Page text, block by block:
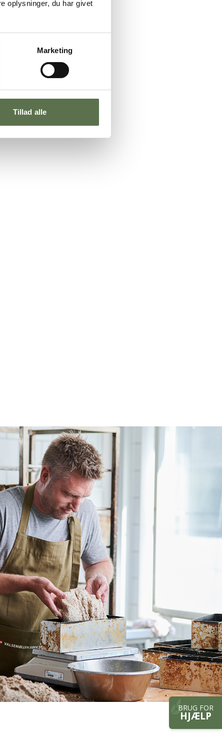
oplysninger, du har givet
Marketing
Tillad alle
BRUG FOR
HJÆLP